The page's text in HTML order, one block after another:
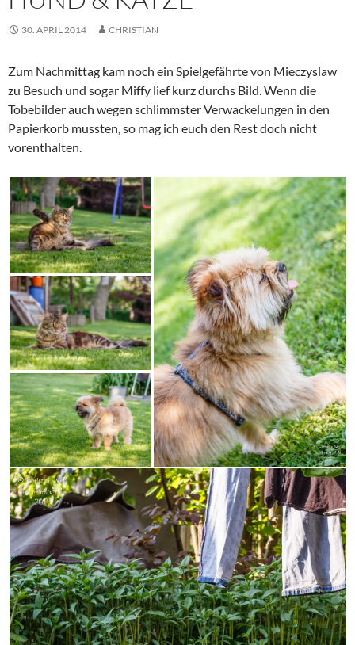
30. APRIL 2014 CHRISTIAN
Zum Nachmittag kam noch ein Spielgefährte von Mieczyslaw
zu Besuch und sogar Miffy lief kurz durchs Bild. Wenn die
Tobebilder auch wegen schlimmster Verwackelungen in den
Papierkorb mussten, so mag ich euch den Rest doch nicht
vorenthalten.